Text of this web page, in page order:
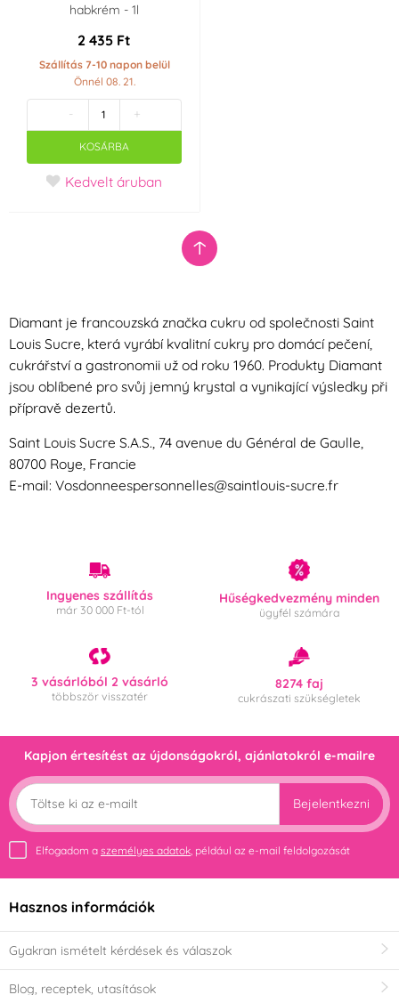
habkrém - 1l
2 435 Ft
Szállítás 7-10 napon belül
Önnél 08. 21.
- +
KOSÁRBA
Kedvelt áruban
Diamant je francouzská značka cukru od společnosti Saint
Louis Sucre, která vyrábí kvalitní cukry pro domácí pečení,
cukrářství a gastronomii už od roku 1960. Produkty Diamant
jsou oblíbené pro svůj jemný krystal a vynikající výsledky při
přípravě dezertů.
Saint Louis Sucre S.A.S., 74 avenue du Général de Gaulle,
80700 Roye, Francie
E-mail: Vosdonneespersonnelles@saintlouis-sucre.fr
Ingyenes szállítás
már 30 000 Ft-tól
Hűségkedvezmény minden
ügyfél számára
3 vásárlóból 2 vásárló
többször visszatér
8274 faj
cukrászati szükségletek
Kapjon értesítést az újdonságokról, ajánlatokról e-mailre
Bejelentkezni
Elfogadom a személyes adatok , például az e-mail feldolgozását
Hasznos információk
Gyakran ismételt kérdések és válaszok
Blog, receptek, utasítások